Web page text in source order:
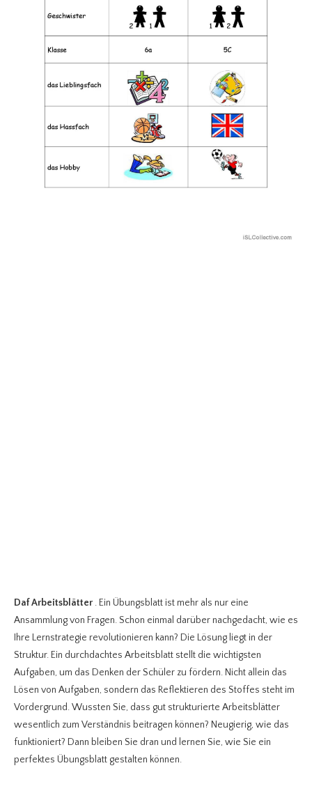
Daf Arbeitsblätter . Ein Übungsblatt ist mehr als nur eine
Ansammlung von Fragen. Schon einmal darüber nachgedacht, wie es
Ihre Lernstrategie revolutionieren kann? Die Lösung liegt in der
Struktur. Ein durchdachtes Arbeitsblatt stellt die wichtigsten
Aufgaben, um das Denken der Schüler zu fördern. Nicht allein das
Lösen von Aufgaben, sondern das Reflektieren des Stoffes steht im
Vordergrund. Wussten Sie, dass gut strukturierte Arbeitsblätter
wesentlich zum Verständnis beitragen können? Neugierig, wie das
funktioniert? Dann bleiben Sie dran und lernen Sie, wie Sie ein
perfektes Übungsblatt gestalten können.